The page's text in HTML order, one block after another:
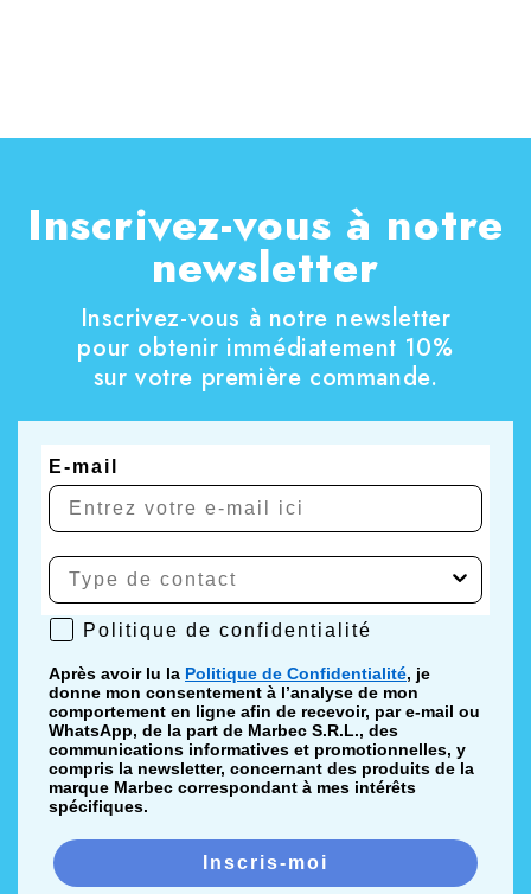
Inscrivez-vous à notre
newsletter
Inscrivez-vous à notre newsletter
pour obtenir immédiatement 10%
sur votre première commande.
E-mail
Politique de confidentialité
Politique de confidentialité
Après avoir lu la Politique de Confidentialité, je
donne mon consentement à l’analyse de mon
comportement en ligne afin de recevoir, par e-mail ou
WhatsApp, de la part de Marbec S.R.L., des
communications informatives et promotionnelles, y
compris la newsletter, concernant des produits de la
marque Marbec correspondant à mes intérêts
spécifiques.
Inscris-moi